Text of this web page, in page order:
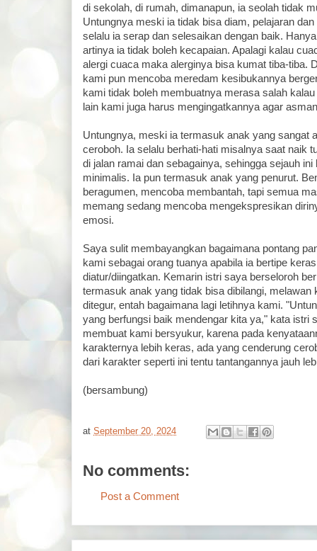
di sekolah, di rumah, dimanapun, ia seolah tidak
Untungnya meski ia tidak bisa diam, pelajaran
selalu ia serap dan selesaikan dengan baik.
artinya ia tidak boleh kecapaian. Apalagi kalau
alergi cuaca maka alerginya bisa kumat tiba-tiba.
kami pun mencoba meredam kesibukannya
kami tidak boleh membuatnya merasa salah
lain kami juga harus mengingatkannya agar
Untungnya, meski ia termasuk anak yang sangat
ceroboh. Ia selalu berhati-hati misalnya saat naik
di jalan ramai dan sebagainya, sehingga sejauh
minimalis. Ia pun termasuk anak yang penurut.
beragumen, mencoba membantah, tapi semua
memang sedang mencoba mengekspresikan
emosi.
Saya sulit membayangkan bagaimana pontang
kami sebagai orang tuanya apabila ia bertipe
diatur/diingatkan. Kemarin istri saya berseloroh
termasuk anak yang tidak bisa dibilangi, melawan
ditegur, entah bagaimana lagi letihnya kami.
yang berfungsi baik mendengar kita ya," kata istri
membuat kami bersyukur, karena pada
karakternya lebih keras, ada yang cenderung
dari karakter seperti ini tentu tantangannya jauh
(bersambung)
at September 20, 2024
No comments:
Post a Comment